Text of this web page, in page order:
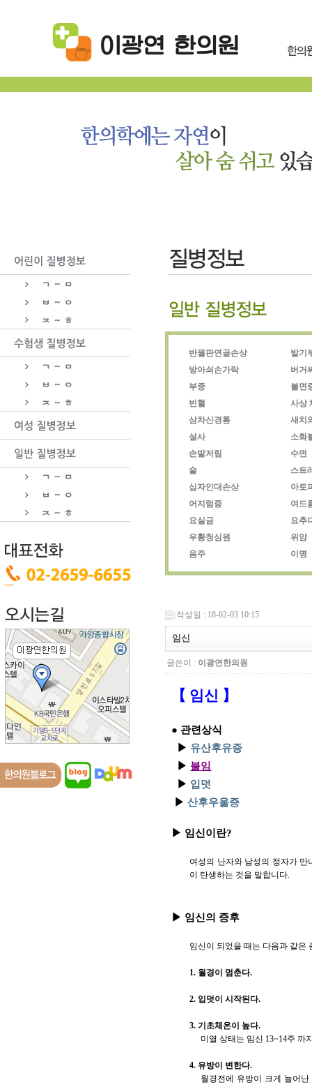
반월판연골손상
발기
방아쇠손가락
버거
부종
불면
빈혈
사상
삼차신경통
새치
설사
소화
손발저림
수면
술
스트
십자인대손상
아토
어지럼증
여드
요실금
요추
우황청심원
위암
음주
이명
작성일 : 18-02-03 10:15
임신
글쓴이 : 이광연한의원
【 임신 】
● 관련상식
▶ 유산후유증
▶ 불임
▶ 입덧
▶산후우울증
▶ 임신이란?
여성의 난자와 남성의 정자가 만
이 탄생하는 것을 말합니다.
▶ 임신의 증후
임신이 되었을 때는 다음과 같은
1. 월경이 멈춘다.
2. 입덧이 시작된다.
3. 기초체온이 높다.
미열 상태는 임신 13~14주 까
4. 유방이 변한다.
월경전에 유방이 크게 늘어